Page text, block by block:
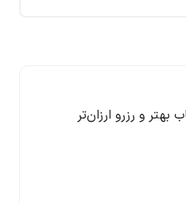
بهتر و رزرو ارزان‌تر